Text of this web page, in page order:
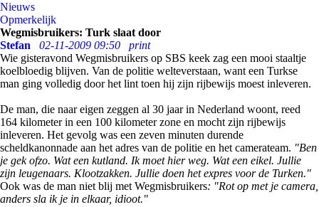
Nieuws
Opmerkelijk
Wegmisbruikers: Turk slaat door
Stefan
02-11-2009 09:50
print
Wie gisteravond Wegmisbruikers op SBS keek zag een mooi staaltje
koelbloedig blijven. Van de politie welteverstaan, want een Turkse
man ging volledig door het lint toen hij zijn rijbewijs moest inleveren.
De man, die naar eigen zeggen al 30 jaar in Nederland woont, reed
164 kilometer in een 100 kilometer zone en mocht zijn rijbewijs
inleveren. Het gevolg was een zeven minuten durende
scheldkanonnade aan het adres van de politie en het camerateam. "Ben
je gek ofzo. Wat een kutland. Ik moet hier weg. Wat een eikel. Jullie
zijn leugenaars. Klootzakken. Jullie doen het expres voor de Turken."
Ook was de man niet blij met Wegmisbruikers: "Rot op met je camera,
anders sla ik je in elkaar, idioot."